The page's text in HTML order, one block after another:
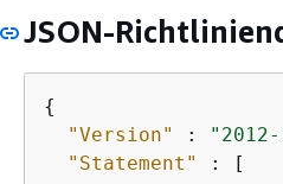
JSON-
{
"Version"
:
"Statement"
: [